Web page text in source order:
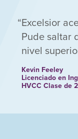
Excelsior
Pude saltar
nivel
Kevin Feeley
Licenciado en
HVCC Clase de